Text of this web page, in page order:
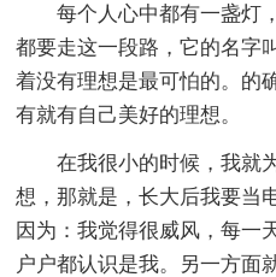
每个人心中都有一盏灯，
都要走这一段路，它的名字
着没有理想是最可怕的。的
有就有自己美好的理想。
在我很小的时候，我就
想，那就是，长大后我要当
因为：我觉得很威风，每一
户户都认识是我。另一方面